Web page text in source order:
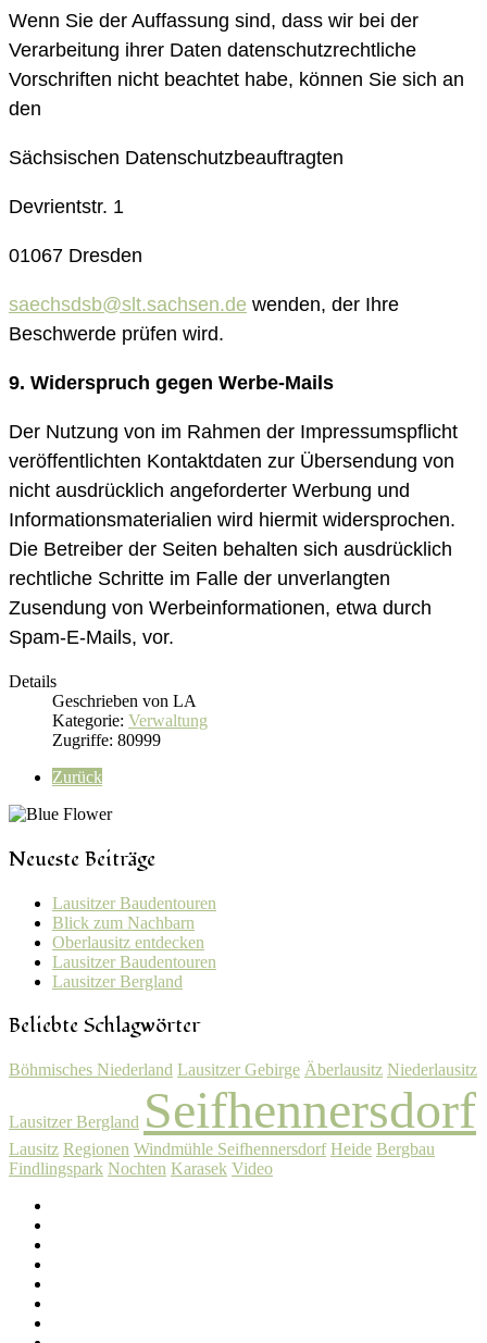
Wenn Sie der Auffassung sind, dass wir bei der
Verarbeitung ihrer Daten datenschutzrechtliche
Vorschriften nicht beachtet habe, können Sie sich an
den
Sächsischen Datenschutzbeauftragten
Devrientstr. 1
01067 Dresden
saechsdsb@slt.sachsen.de wenden, der Ihre
Beschwerde prüfen wird.
9. Widerspruch gegen Werbe-Mails
Der Nutzung von im Rahmen der Impressumspflicht
veröffentlichten Kontaktdaten zur Übersendung von
nicht ausdrücklich angeforderter Werbung und
Informationsmaterialien wird hiermit widersprochen.
Die Betreiber der Seiten behalten sich ausdrücklich
rechtliche Schritte im Falle der unverlangten
Zusendung von Werbeinformationen, etwa durch
Spam-E-Mails, vor.
Details
Geschrieben von LA
Kategorie: Verwaltung
Zugriffe: 80999
Zurück
Neueste Beiträge
Lausitzer Baudentouren
Blick zum Nachbarn
Oberlausitz entdecken
Lausitzer Baudentouren
Lausitzer Bergland
Beliebte Schlagwörter
Böhmisches Niederland Lausitzer Gebirge Äberlausitz Niederlausitz
Lausitzer Bergland Seifhennersdorf
Lausitz Regionen Windmühle Seifhennersdorf Heide Bergbau
Findlingspark Nochten Karasek Video